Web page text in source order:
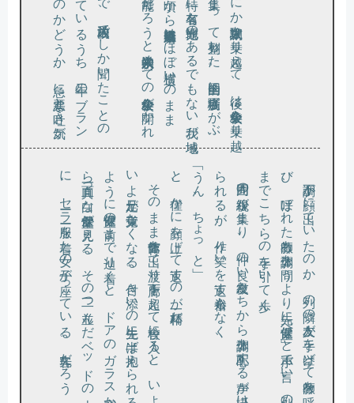
不調が顔
に出
て
い
た
の
か
、列
の隣
の友人
が手
を挙
げ
て教師
を呼
び、呼
ば
れ
た教師
も体調
を問
う
よ
り先
に「保健室
へ」
と小声
で言
い
、列
の最後尾
まで
こ
ち
ら
の手
を引
い
て歩
く
。
周囲の視線
が集
ま
り
、仲
の良
い級友
た
ち
か
ら体調
を心配
す
る声
が掛
け
られ
る
が
、作
り笑
い
を返
す余裕
も
な
く
、
「うん、ちょっと」
と、僅かに顔を上げて返すのが精一杯だ。
そ
の
ま
ま体育館
を出
て渡
り廊下
を超
え
て校舎
に入
る
と
、
い
よ
いよ足元
が覚束
な
く
な
る
。付
き添
い
の先生
に半
ば抱
え
ら
れ
る
よう
に保健室
の前
ま
で辿
り着
く
と
、
ド
ア
の
ガ
ラ
ス窓
か
ら一面真っ白
な保健室
が見
え
る
。
そ
の二
つ並
ん
だ
ベ
ッ
ド
の上
に、
セー
ラー服
を着
た女
の子
が座
っ
て
い
る
。先客
だ
ろ
う
。
ス
カー
ト
の下
で揃
え
ら
れ
た膝
の上
に
は黒
い
セー
ラー服
か
ら伸
び
た手
が重
ね
ら
れ
、
そ
の白
さ
が目
を引
く